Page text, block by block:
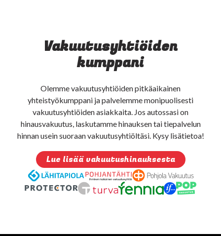
Vakuutusyhtiöiden
kumppani
Olemme vakuutusyhtiöiden pitkäaikainen
yhteistyökumppani ja palvelemme monipuolisesti
vakuutusyhtiöiden asiakkaita. Jos autossasi on
hinausvakuutus, laskutamme hinauksen tai tiepalvelun
hinnan usein suoraan vakuutusyhtiöltäsi. Kysy lisätietoa!
Lue lisää vakuutushinauksesta